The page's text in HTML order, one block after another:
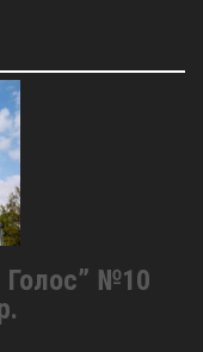
Голос” №10